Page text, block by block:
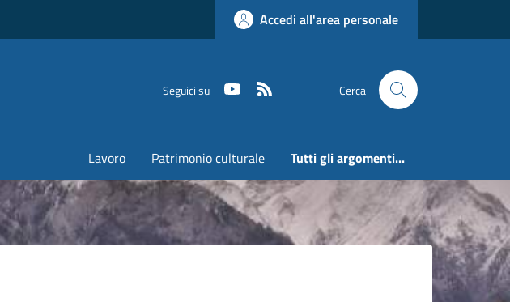
Accedi all'area personale
Seguici su Youtube Cerca
Lavoro Patrimonio culturale Tutti gli argomenti...